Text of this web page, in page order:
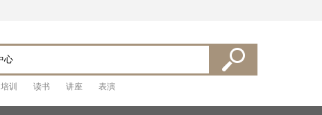
培训 读书 讲座 表演